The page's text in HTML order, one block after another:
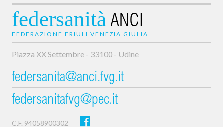
federsanità ANCI
FEDERAZIONE FRIULI VENEZIA GIULIA
Piazza XX Settembre - 33100 - Udine
federsanita@anci.fvg.it
federsanitafvg@pec.it
C.F. 94058900302